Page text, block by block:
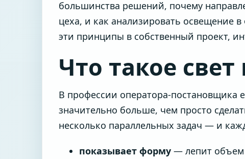
большинства решений, почему
цеха, и как анализировать освещение
эти принципы в собственный проект,
Что такое
В профессии оператора-постановщика
значительно больше, чем просто
несколько параллельных задач — и
показывает форму — лепит объем